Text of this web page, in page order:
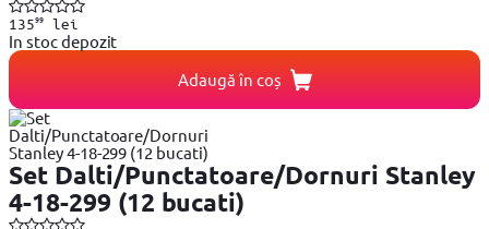
13599lei
In stoc depozit
Adaugă în coș
Set Dalti/Punctatoare/Dornuri Stanley
4-18-299 (12 bucati)